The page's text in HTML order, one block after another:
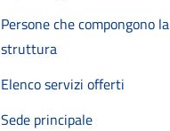
Persone che compongono la
struttura
Elenco servizi offerti
Sede principale